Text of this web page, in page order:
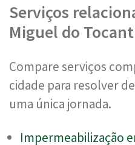
Serviços
Miguel do
Compare serviços
cidade para resolver
uma única jornada.
Impermeabilização